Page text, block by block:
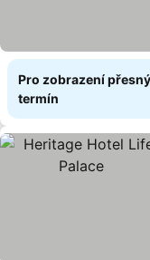
Pro zobrazení
termín